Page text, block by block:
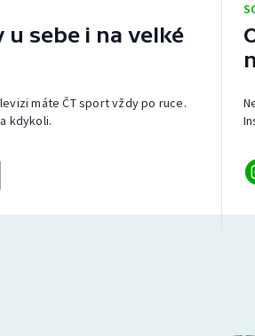
sebe i na velké
máte ČT sport vždy po ruce.
kdykoli.